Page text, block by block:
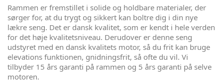
Rammen er fremstillet i solide og holdbare materialer, der
sørger for, at du trygt og sikkert kan boltre dig i din nye
lækre seng. Det er dansk kvalitet, som er kendt i hele verden
for det høje kvalitetsniveau. Derudover er denne seng
udstyret med en dansk kvalitets motor, så du frit kan bruge
elevations funktionen, gnidningsfrit, så ofte du vil. Vi
tilbyder 15 års garanti på rammen og 5 års garanti på selve
motoren.